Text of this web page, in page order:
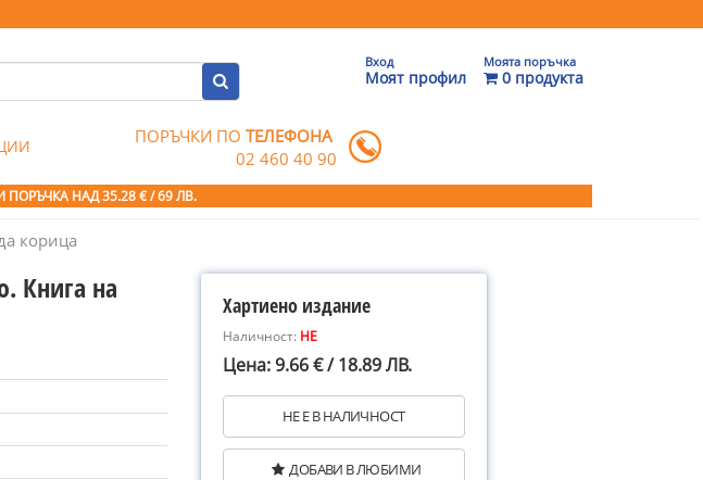
Вход
Моят профил
Моята поръчка
0 продукта
ПОРЪЧКИ ПОТЕЛЕФОНА
02 460 40 90
ПОРЪЧКА НАД 35.28 € / 69 ЛВ.
корица
Книга на Хартиено издание
Наличност: НЕ
Цена: 9.66 € / 18.89 ЛВ.
НЕ Е В НАЛИЧНОСТ
ДОБАВИ В ЛЮБИМИ